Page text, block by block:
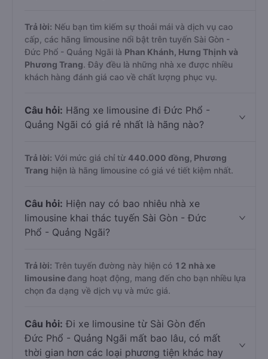
Trả lời: Nếu bạn tìm kiếm sự thoải mái và dịch vụ cao
cấp, các hãng limousine nổi bật trên tuyến Sài Gòn -
Đức Phổ - Quảng Ngãi là Phan Khánh, Hưng Thịnh và
Phương Trang. Đây đều là những nhà xe được nhiều
khách hàng đánh giá cao về chất lượng phục vụ.
Câu hỏi: Hãng xe limousine đi Đức Phổ -
Quảng Ngãi có giá rẻ nhất là hãng nào?
Trả lời: Với mức giá chỉ từ 440.000 đồng, Phương
Trang hiện là hãng limousine có giá vé tiết kiệm nhất.
Câu hỏi: Hiện nay có bao nhiêu nhà xe
limousine khai thác tuyến Sài Gòn - Đức
Phổ - Quảng Ngãi?
Trả lời: Trên tuyến đường này hiện có 12 nhà xe
limousine đang hoạt động, mang đến cho bạn nhiều lựa
chọn đa dạng về dịch vụ và mức giá.
Câu hỏi: Đi xe limousine từ Sài Gòn đến
Đức Phổ - Quảng Ngãi mất bao lâu, có mất
thời gian hơn các loại phương tiện khác hay